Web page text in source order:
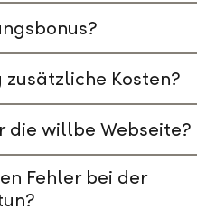
Kosten?
die willbe Webseite?
Fehler bei der